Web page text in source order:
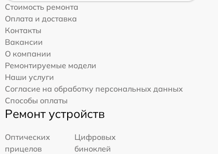
Стоимость ремонта
Оплата и доставка
Контакты
Вакансии
О компании
Ремонтируемые модели
Наши услуги
Согласие на обработку персональных данных
Способы оплаты
Ремонт устройств
Оптических
прицелов
Цифровых
биноклей